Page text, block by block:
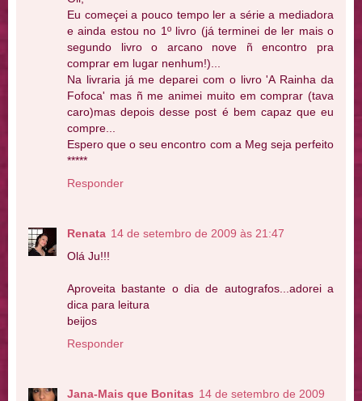
Eu começei a pouco tempo ler a série a mediadora
e ainda estou no 1º livro (já terminei de ler mais o
segundo livro o arcano nove ñ encontro pra
comprar em lugar nenhum!)...
Na livraria já me deparei com o livro 'A Rainha da
Fofoca' mas ñ me animei muito em comprar (tava
caro)mas depois desse post é bem capaz que eu
compre...
Espero que o seu encontro com a Meg seja perfeito
*****
Responder
Renata 14 de setembro de 2009 às 21:47
Olá Ju!!!
Aproveita bastante o dia de autografos...adorei a
dica para leitura
beijos
Responder
Jana-Mais que Bonitas 14 de setembro de 2009